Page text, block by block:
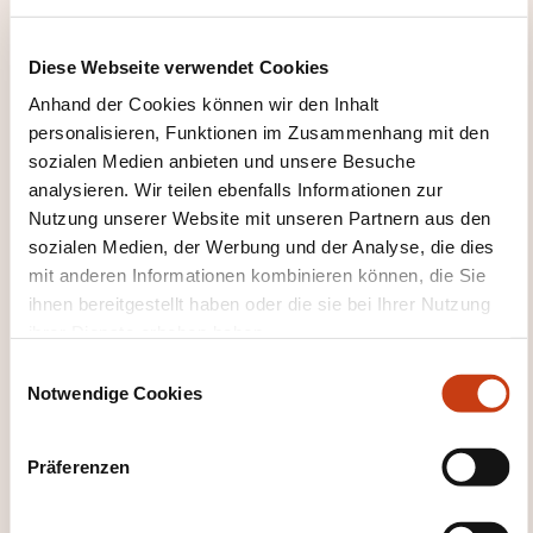
Diese Webseite verwendet Cookies
Anhand der Cookies können wir den Inhalt
personalisieren, Funktionen im Zusammenhang mit den
sozialen Medien anbieten und unsere Besuche
analysieren. Wir teilen ebenfalls Informationen zur
Nutzung unserer Website mit unseren Partnern aus den
sozialen Medien, der Werbung und der Analyse, die dies
mit anderen Informationen kombinieren können, die Sie
ihnen bereitgestellt haben oder die sie bei Ihrer Nutzung
Notwendige Cookies
Präferenzen
Weiterbildungsinstitut
kontaktieren?
Jessica Stroesser
csa@mlg.lu
+352 75 06 65 5255
Mehr zum Weiterbildungsanbieter:
Ministère de l'Éducation nationale, de
l'Enfance et de la Jeunesse
DIESE WEITERBILDUNGEN